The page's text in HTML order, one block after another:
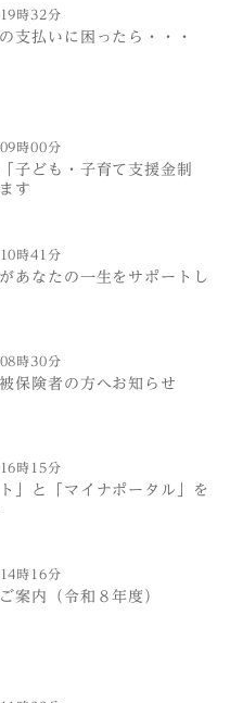
時32分
支払いに困ったら・・・
時00分
子ども・子育て支援金制
す
時41分
あなたの一生をサポートし
時30分
保険者の方へお知らせ
時15分
」と「マイナポータル」を
時16分
案内（令和８年度）